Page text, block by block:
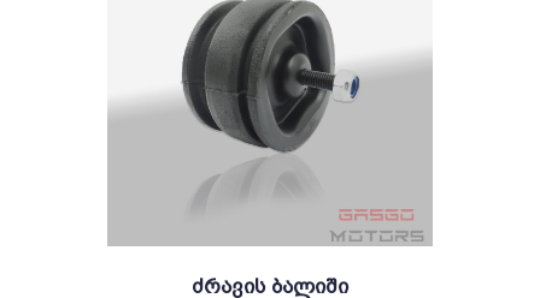
Ძრავის Ბალიში